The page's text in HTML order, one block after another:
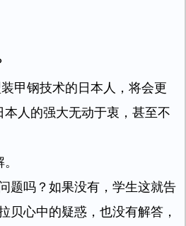
甲钢技术的日本人，将会更
人的强大无动于衷，甚至不
题吗？如果没有，学生这就告
贝心中的疑惑，也没有解答，